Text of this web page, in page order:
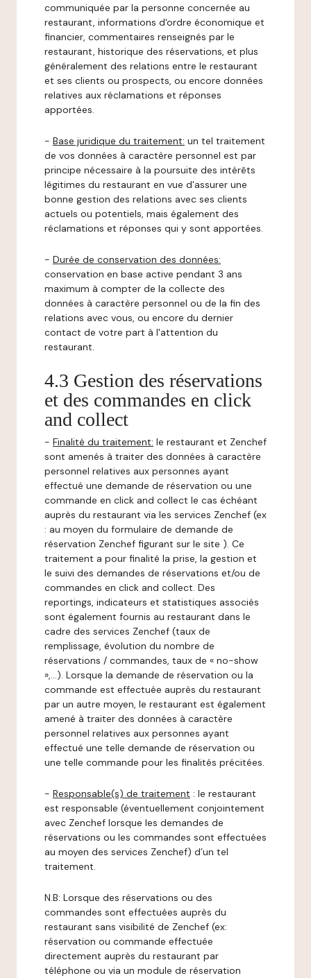
communiquée par la personne concernée au
restaurant, informations d'ordre économique et
financier, commentaires renseignés par le
restaurant, historique des réservations, et plus
généralement des relations entre le restaurant
et ses clients ou prospects, ou encore données
relatives aux réclamations et réponses
apportées.
- Base juridique du traitement: un tel traitement
de vos données à caractère personnel est par
principe nécessaire à la poursuite des intérêts
légitimes du restaurant en vue d'assurer une
bonne gestion des relations avec ses clients
actuels ou potentiels, mais également des
réclamations et réponses qui y sont apportées.
- Durée de conservation des données:
conservation en base active pendant 3 ans
maximum à compter de la collecte des
données à caractère personnel ou de la fin des
relations avec vous, ou encore du dernier
contact de votre part à l'attention du
restaurant.
4.3 Gestion des réservations
et des commandes en click
and collect
- Finalité du traitement: le restaurant et Zenchef
sont amenés à traiter des données à caractère
personnel relatives aux personnes ayant
effectué une demande de réservation ou une
commande en click and collect le cas échéant
auprès du restaurant via les services Zenchef (ex
: au moyen du formulaire de demande de
réservation Zenchef figurant sur le site ). Ce
traitement a pour finalité la prise, la gestion et
le suivi des demandes de réservations et/ou de
commandes en click and collect. Des
reportings, indicateurs et statistiques associés
sont également fournis au restaurant dans le
cadre des services Zenchef (taux de
remplissage, évolution du nombre de
réservations / commandes, taux de « no-show
»,…). Lorsque la demande de réservation ou la
commande est effectuée auprès du restaurant
par un autre moyen, le restaurant est également
amené à traiter des données à caractère
personnel relatives aux personnes ayant
effectué une telle demande de réservation ou
une telle commande pour les finalités précitées.
- Responsable(s) de traitement : le restaurant
est responsable (éventuellement conjointement
avec Zenchef lorsque les demandes de
réservations ou les commandes sont effectuées
au moyen des services Zenchef) d’un tel
traitement.
N.B: Lorsque des réservations ou des
commandes sont effectuées auprès du
restaurant sans visibilité de Zenchef (ex:
réservation ou commande effectuée
directement auprès du restaurant par
téléphone ou via un module de réservation